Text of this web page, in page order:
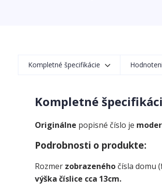
Kompletné špecifikácie
Kompletné
Originálne popisné číslo je
Podrobnosti o produkte:
Rozmer zobrazeného čísla domu
výška číslice cca 13cm.